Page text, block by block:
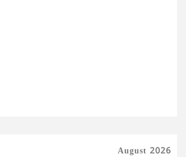
August 2026